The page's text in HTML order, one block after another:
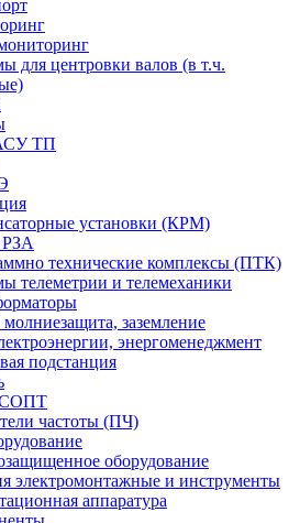
для центровки валов (в т.ч.
ТП
установки (КРМ)
технические комплексы (ПТК)
телеметрии и телемеханики
заземление
энергоменеджмент
подстанция
частоты (ПЧ)
оборудование
электромонтажные и инструменты
аппаратура